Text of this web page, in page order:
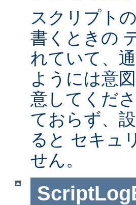
スクリプト
書くときの
れていて、
ようには意
意してくだ
ておらず、
ると セキュ
せん。